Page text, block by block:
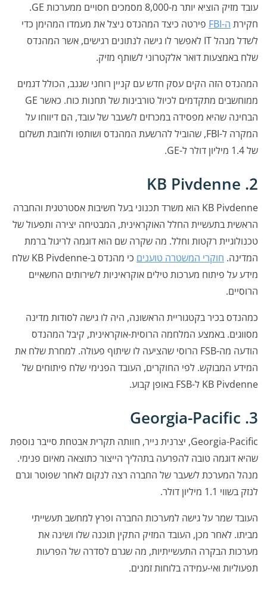
עובד מזיק הוציא יותר מ-8,000 מסמכים חסויים ממערכות GE.
חקירת ה-FBI
פירטה כיצד המהנדס ניצל את מעמדו המהימן כדי
לשדל מנהל IT לאפשר לו גישה לנתונים רגישים, אשר המהנדס
שלח באמצעות דואר אלקטרוני לשותף מזיק.
המהנדס הזה הקים עסק חדש עם קניין רוחני שגנב, הכולל דגמים
ממוחשבים מתקדמים לכיול טורבינות של תחנות כוח. כאשר GE
הבחינה שהיא מפסידה במכרזים לשעבר של עובד, הם דיווחו על
המקרה ל-FBI, שהוביל להרשעת המהנדס ושותפו ולחובת תשלום
של 1.4 מיליון דולר ל-GE.
2. KB Pivdenne
KB Pivdenne הוא משרד תכנוני בעל חשיבות אסטרטגית והחברה
הראשית בתעשיית החלל האוקראינית, המבטיחה יצירה ותפעול של
טכנולוגיית רקטות וחלל. מה שקרה שם הוא דוגמה לריגול ברמת
המדינה. חוקרי המשטרה טוענים
כי מהנדס ב-KB Pivdenne שלח
מידע על פיתוח מערכות טילים אוקראיניות לשירותים החשאיים
הרוסיים.
כמהנדס בכיר בקטגוריית הראשונה, היה לו גישה לסודות מדינה
מסווגים. באמצע המלחמה הרוסית-אוקראינית, קיבל המהנדס
הודעה מה-FSB הרוסי שהציעה לו שיתוף פעולה. למחרת שלח את
המידע המבוקש. לפי החוקרים, העובד הפנימי שלח פיתוחים של
KB Pivdenne ל-FSB באופן קבוע.
3. Georgia-Pacific
Georgia-Pacific, יצרנית נייר, חוותה תקרית אבטחת סייבר נוספת
שהיא דוגמה טובה להפרעה בתהליך הייצור כתוצאה מאיום פנימי.
מנהל המערכת לשעבר של החברה רצה לנקום לאחר שפוטר וגרם
לנזק בשווי 1.1 מיליון דולר.
העובד שמר על גישה למערכות החברה ופרץ למחשב תעשייתי
מביתו. לאחר מכן, העובד המזיק התקין תוכנה שלו ושינה את
מערכות הבקרה התעשייתיות, מה שגרם לסדרה של הפרעות
תפעוליות ואי-עמידה בלוחות זמנים.